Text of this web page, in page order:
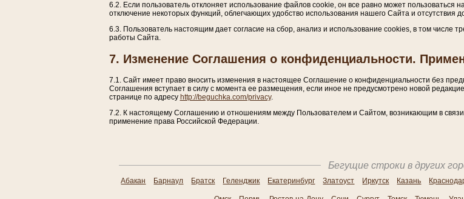
6.2. Если пользователь отклоняет использование файлов cookie, он все равно может
отключение некоторых функций, облегчающих удобство использования нашего Сайта и отсутствия
6.3. Пользователь настоящим дает согласие на сбор, анализ и использование cookies, в том числе
работы Сайта.
7. Изменение Соглашения о конфиденциальности.
7.1. Сайт имеет право вносить изменения в настоящее Соглашение о конфиденциальности без
Соглашения вступает в силу с момента ее размещения, если иное не предусмотрено новой
странице по адресу http://beguchka.com/privacy.
7.2. К настоящему Соглашению и отношениям между Пользователем и Сайтом, возникающим в
применение права Российской Федерации.
Бегущие строки в других
Абакан Барнаул Братск Геленджик Екатеринбург Златоуст Иркутск Казань